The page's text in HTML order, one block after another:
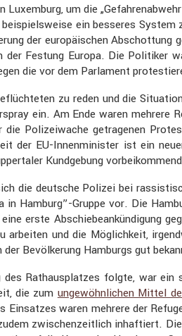
um die
ein besseres
der europäi­schen
Festung Europa. Die Politiker
die vor dem Parla­ment
zu reden und die
ein. Am Ende waren mehrere
die Polizei­wache getra­genen
der EU-Innen­mi­nister ist ein
Kundge­bung
die deutsche Polizei bei
in Hamburg”-Gruppe vor. Die
erste Abschie­be­an­kün­di­gung
arbeiten und die Möglich­keit,
Bevöl­ke­rung Hamburgs gut
des Rathaus­platzes folgte, war
die zum ungewöhn­li­chen Mittel
Einsatzes waren mehrere der
zwischen­zeit­lich inhaf­tiert.